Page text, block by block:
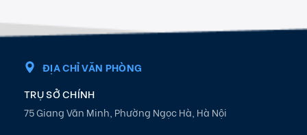
ĐỊA CHỈ VĂN PHÒNG
TRỤ SỞ CHÍNH
75 Giang Văn Minh, Phường Ngọc Hà, Hà Nội